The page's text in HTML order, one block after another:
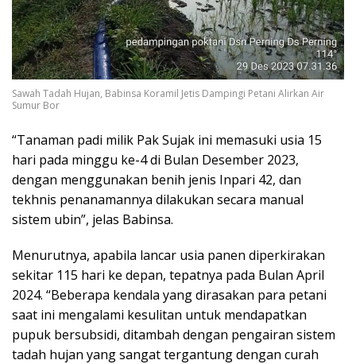
Sawah Tadah Hujan, Babinsa Koramil Jetis Dampingi Petani Alirkan Air
Sumur Bor
“Tanaman padi milik Pak Sujak ini memasuki usia 15
hari pada minggu ke-4 di Bulan Desember 2023,
dengan menggunakan benih jenis Inpari 42, dan
tekhnis penanamannya dilakukan secara manual
sistem ubin”, jelas Babinsa.
Menurutnya, apabila lancar usia panen diperkirakan
sekitar 115 hari ke depan, tepatnya pada Bulan April
2024. “Beberapa kendala yang dirasakan para petani
saat ini mengalami kesulitan untuk mendapatkan
pupuk bersubsidi, ditambah dengan pengairan sistem
tadah hujan yang sangat tergantung dengan curah